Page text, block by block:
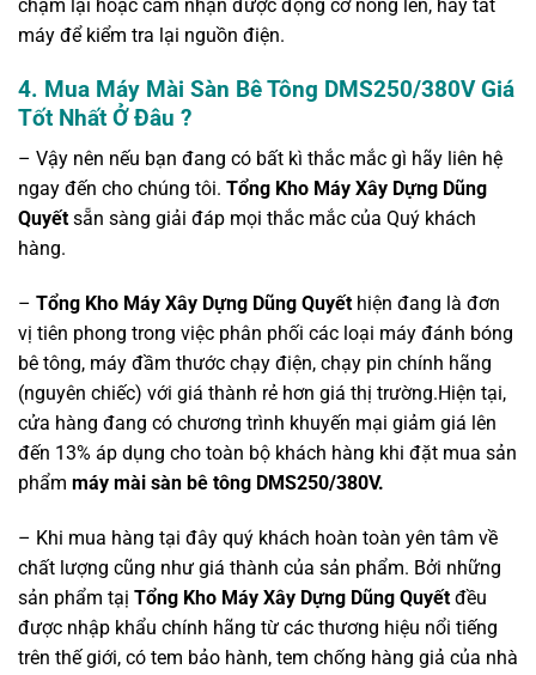
chậm lại hoặc cảm nhận được động cơ nóng lên, hãy tắt
máy để kiểm tra lại nguồn điện.
4. Mua Máy Mài Sàn Bê Tông DMS250/380V Giá
Tốt Nhất Ở Đâu ?
– Vậy nên nếu bạn đang có bất kì thắc mắc gì hãy liên hệ
ngay đến cho chúng tôi. Tổng Kho Máy Xây Dựng Dũng
Quyết sẵn sàng giải đáp mọi thắc mắc của Quý khách
hàng.
– Tổng Kho Máy Xây Dựng Dũng Quyết hiện đang là đơn
vị tiên phong trong việc phân phối các loại máy đánh bóng
bê tông, máy đầm thước chạy điện, chạy pin chính hãng
(nguyên chiếc) với giá thành rẻ hơn giá thị trường.Hiện tại,
cửa hàng đang có chương trình khuyến mại giảm giá lên
đến 13% áp dụng cho toàn bộ khách hàng khi đặt mua sản
phẩm máy mài sàn bê tông DMS250/380V.
– Khi mua hàng tại đây quý khách hoàn toàn yên tâm về
chất lượng cũng như giá thành của sản phẩm. Bởi những
sản phẩm tạị Tổng Kho Máy Xây Dựng Dũng Quyết đều
được nhập khẩu chính hãng từ các thương hiệu nổi tiếng
trên thế giới, có tem bảo hành, tem chống hàng giả của nhà